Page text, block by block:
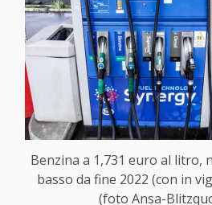
Benzina a 1,731 euro al litro,
basso da fine 2022 (con in
(foto Ansa-